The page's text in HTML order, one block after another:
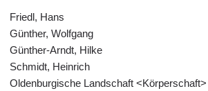
Friedl, Hans
Günther, Wolfgang
Günther-Arndt, Hilke
Schmidt, Heinrich
Oldenburgische Landschaft <Körperschaft>